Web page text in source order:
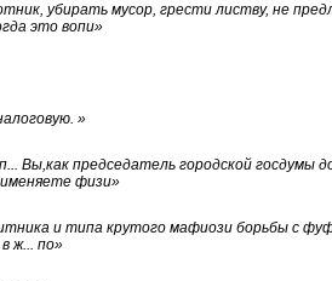
убирать мусор, грести листву, не
это вопи»
»
Вы,как председатель городской госдумы
физи»
и типа крутого мафиози борьбы с
ж... по»